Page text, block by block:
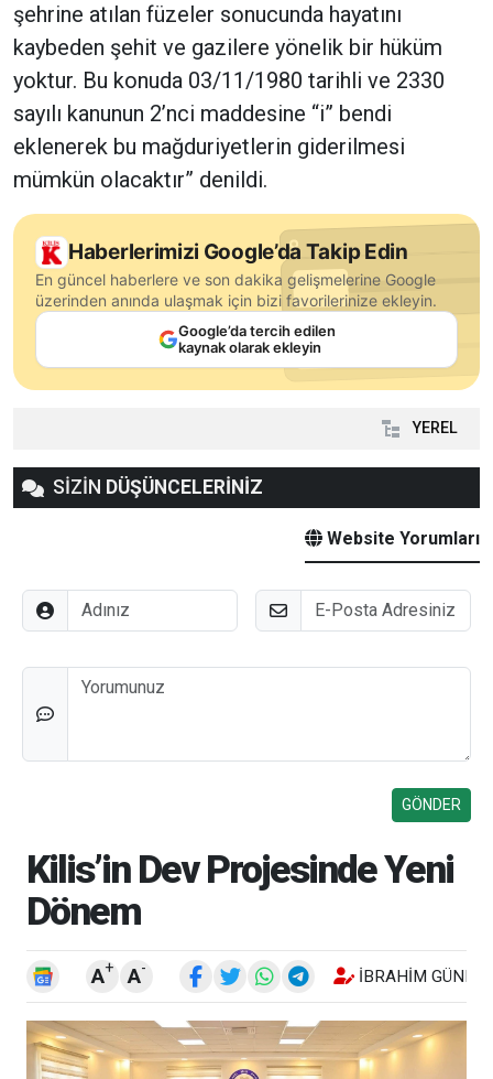
şehrine atılan füzeler sonucunda hayatını
kaybeden şehit ve gazilere yönelik bir hüküm
yoktur. Bu konuda 03/11/1980 tarihli ve 2330
sayılı kanunun 2’nci maddesine “i” bendi
eklenerek bu mağduriyetlerin giderilmesi
mümkün olacaktır” denildi.
Haberlerimizi Google’da Takip Edin
En güncel haberlere ve son dakika gelişmelerine Google
üzerinden anında ulaşmak için bizi favorilerinize ekleyin.
Google’da tercih edilen
kaynak olarak ekleyin
YEREL
SİZİN DÜŞÜNCELERİNİZ
Website Yorumları
Adınız E-Posta
Düşünceleriniz
Kilis’in Dev Projesinde Yeni
Dönem
A+ A- İBRAHIM GÜNEŞ